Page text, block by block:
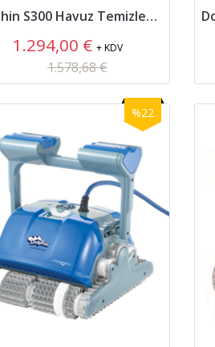
Dolphin S300 Havuz Temizleme Robotu
1.294,00 €+ KDV
1.578,68 €
%22